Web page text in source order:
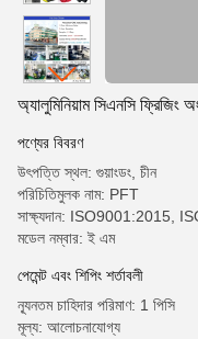
অ্যালুমিনিয়াম সিএনসি ফ্রিজিং
পণ্যের বিবরণ
উৎপত্তি স্থল: গুয়াংডং, চীন
পরিচিতিমুলক নাম: PFT
সাক্ষ্যদান: ISO9001:2015,
মডেল নম্বার: ই এম
পেমেন্ট এবং শিপিং শর্তাবলী
ন্যূনতম চাহিদার পরিমাণ: 1 পিসি
মূল্য: আলোচনাযোগ্য